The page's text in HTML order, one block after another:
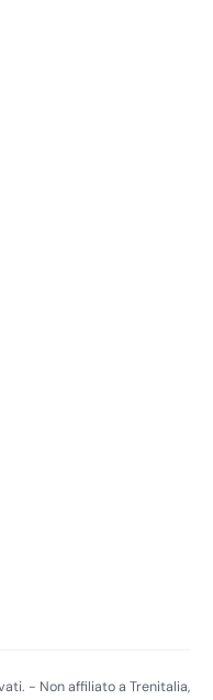
- Non affiliato a Trenitalia,